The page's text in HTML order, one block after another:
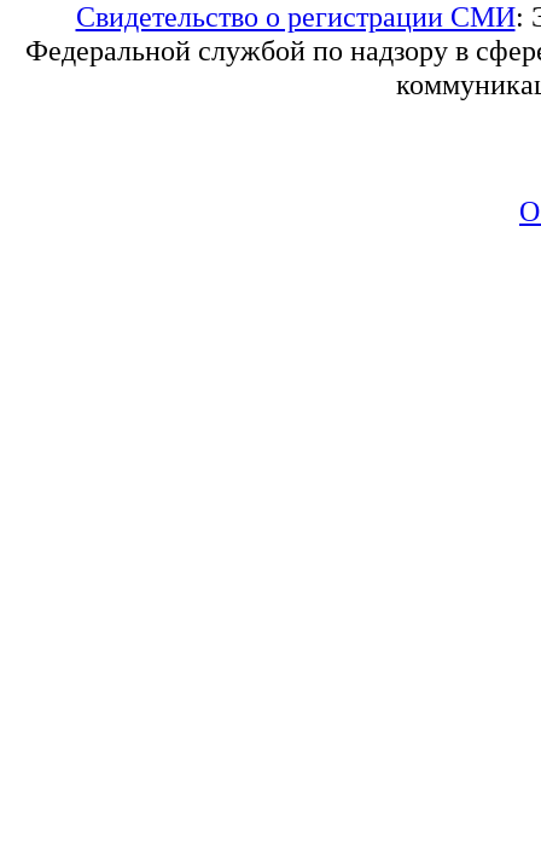
Свидетельство о регистрации СМИ:
Федеральной службой по надзору в